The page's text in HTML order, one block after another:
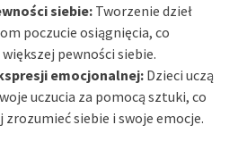
siebie:Tworzenie dzieł
poczucie osiągnięcia, co
pewności siebie.
emocjonalnej: Dzieci uczą
uczucia za pomocą sztuki, co
siebie i swoje emocje.